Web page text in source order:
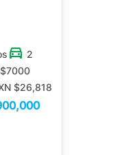
2
$26,818